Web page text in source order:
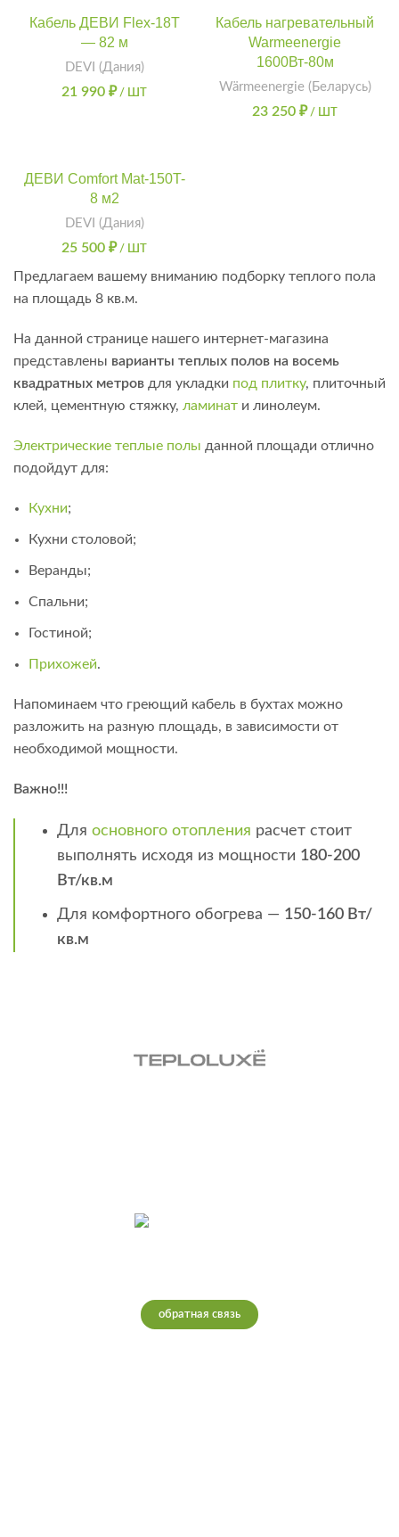
Кабель ДЕВИ Flex-18T
— 82 м
DEVI (Дания)
21 990 ₽ / ШТ
Кабель нагревательный
Warmeenergie
1600Вт-80м
Wärmeenergie (Беларусь)
23 250 ₽ / ШТ
ДЕВИ Comfort Mat-150T-
8 м2
DEVI (Дания)
25 500 ₽ / ШТ
Предлагаем вашему вниманию подборку теплого пола
на площадь 8 кв.м.
На данной странице нашего интернет-магазина
представлены варианты теплых полов на восемь
квадратных метров для укладки под плитку, плиточный
клей, цементную стяжку, ламинат и линолеум.
Электрические теплые полы данной площади отлично
подойдут для:
Кухни;
Кухни столовой;
Веранды;
Спальни;
Гостиной;
Прихожей.
Напоминаем что греющий кабель в бухтах можно
разложить на разную площадь, в зависимости от
необходимой мощности.
Важно!!!
Для основного отопления расчет стоит
выполнять исходя из мощности 180-200
Вт/кв.м
Для комфортного обогрева — 150-160 Вт/
кв.м
обратная связь